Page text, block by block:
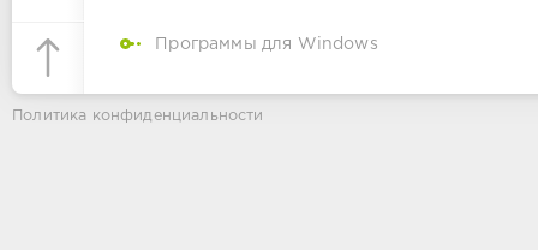
Программы для Windows
Политика конфиденциальности